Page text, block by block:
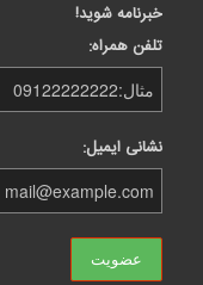
خبرنامه شوید!
تلفن همراه:
نشانی ایمیل: